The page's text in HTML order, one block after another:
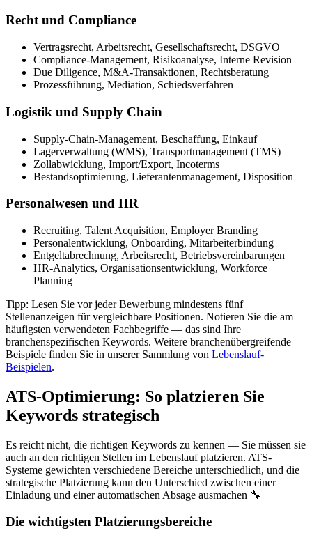
Recht und Compliance
Vertragsrecht, Arbeitsrecht, Gesellschaftsrecht, DSGVO
Compliance-Management, Risikoanalyse, Interne Revision
Due Diligence, M&A-Transaktionen, Rechtsberatung
Prozessführung, Mediation, Schiedsverfahren
Logistik und Supply Chain
Supply-Chain-Management, Beschaffung, Einkauf
Lagerverwaltung (WMS), Transportmanagement (TMS)
Zollabwicklung, Import/Export, Incoterms
Bestandsoptimierung, Lieferantenmanagement, Disposition
Personalwesen und HR
Recruiting, Talent Acquisition, Employer Branding
Personalentwicklung, Onboarding, Mitarbeiterbindung
Entgeltabrechnung, Arbeitsrecht, Betriebsvereinbarungen
HR-Analytics, Organisationsentwicklung, Workforce
Planning
Tipp: Lesen Sie vor jeder Bewerbung mindestens fünf
Stellenanzeigen für vergleichbare Positionen. Notieren Sie die am
häufigsten verwendeten Fachbegriffe — das sind Ihre
branchenspezifischen Keywords. Weitere branchenübergreifende
Beispiele finden Sie in unserer Sammlung von Lebenslauf-
Beispielen.
ATS-Optimierung: So platzieren Sie
Keywords strategisch
Es reicht nicht, die richtigen Keywords zu kennen — Sie müssen sie
auch an den richtigen Stellen im Lebenslauf platzieren. ATS-
Systeme gewichten verschiedene Bereiche unterschiedlich, und die
strategische Platzierung kann den Unterschied zwischen einer
Einladung und einer automatischen Absage ausmachen 🔧
Die wichtigsten Platzierungsbereiche